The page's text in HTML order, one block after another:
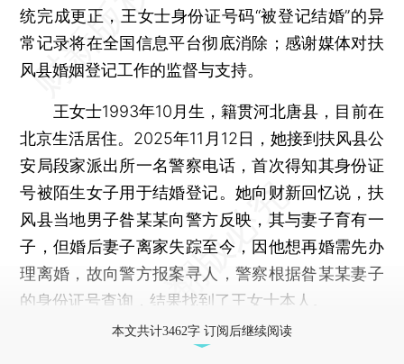
统完成更正，王女士身份证号码“被登记结婚”的异
常记录将在全国信息平台彻底消除；感谢媒体对扶
风县婚姻登记工作的监督与支持。
王女士1993年10月生，籍贯河北唐县，目前在
北京生活居住。2025年11月12日，她接到扶风县公
安局段家派出所一名警察电话，首次得知其身份证
号被陌生女子用于结婚登记。她向财新回忆说，扶
风县当地男子昝某某向警方反映，其与妻子育有一
子，但婚后妻子离家失踪至今，因他想再婚需先办
理离婚，故向警方报案寻人，警察根据昝某某妻子
的身份证号查询，结果找到了王女士本人。
本文共计3462字 订阅后继续阅读